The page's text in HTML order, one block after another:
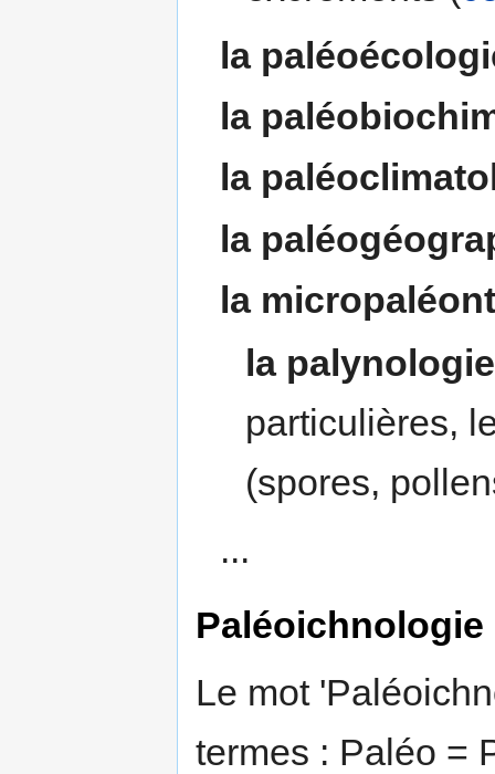
la
la
la
la
la
la palynologie
particulières,
(spores,
...
Paléoichnologie
Le mot
termes : Paléo =